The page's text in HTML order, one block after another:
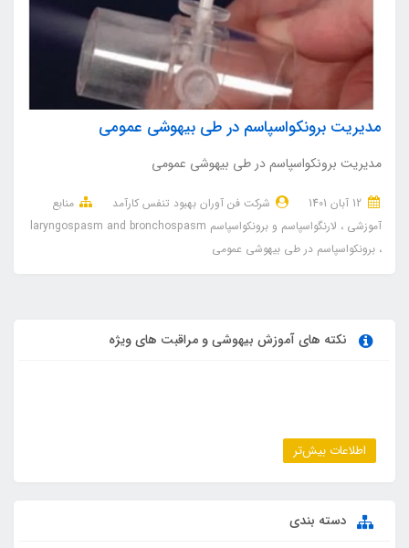
مدیریت برونکواسپاسم در طی بیهوشی عمومی
مدیریت برونکواسپاسم در طی بیهوشی عمومی
شرکت فن آوران بهبود تنفس کارآمد
منابع
آموزشی
لارنگواسپاسم و برونکواسپاسم laryngospasm and bronchospasm
برونکواسپاسم در طی بیهوشی عمومی
نکته های آموزش بیهوشی و مراقبت های ویژه
اطلاعات بیش‌تر
دسته بندی